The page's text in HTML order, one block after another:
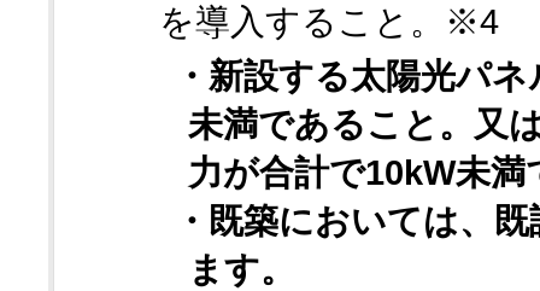
を導入すること。※4
・新設する太陽光パ
未満であること。又
力が合計で10kW未
・既築においては、
ます。